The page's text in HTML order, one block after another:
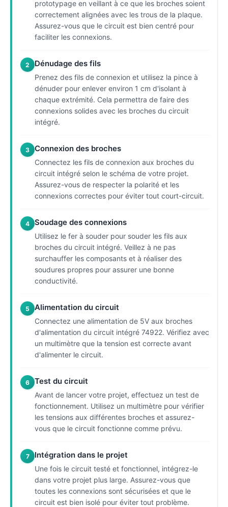
prototypage en veillant à ce que les broches soient
correctement alignées avec les trous de la plaque.
Assurez-vous que le circuit est bien centré pour
faciliter les connexions.
2 Dénudage des fils
Prenez des fils de connexion et utilisez la pince à
dénuder pour enlever environ 1 cm d'isolant à
chaque extrémité. Cela permettra de faire des
connexions solides avec les broches du circuit
intégré.
3 Connexion des broches
Connectez les fils de connexion aux broches du
circuit intégré selon le schéma de votre projet.
Assurez-vous de respecter la polarité et les
connexions correctes pour éviter tout court-circuit.
4 Soudage des connexions
Utilisez le fer à souder pour souder les fils aux
broches du circuit intégré. Veillez à ne pas
surchauffer les composants et à réaliser des
soudures propres pour assurer une bonne
conductivité.
5 Alimentation du circuit
Connectez une alimentation de 5V aux broches
d'alimentation du circuit intégré 74922. Vérifiez avec
un multimètre que la tension est correcte avant
d'alimenter le circuit.
6 Test du circuit
Avant de lancer votre projet, effectuez un test de
fonctionnement. Utilisez un multimètre pour vérifier
les tensions aux différentes broches et assurez-
vous que le circuit fonctionne comme prévu.
7 Intégration dans le projet
Une fois le circuit testé et fonctionnel, intégrez-le
dans votre projet plus large. Assurez-vous que
toutes les connexions sont sécurisées et que le
circuit est bien isolé pour éviter tout problème.